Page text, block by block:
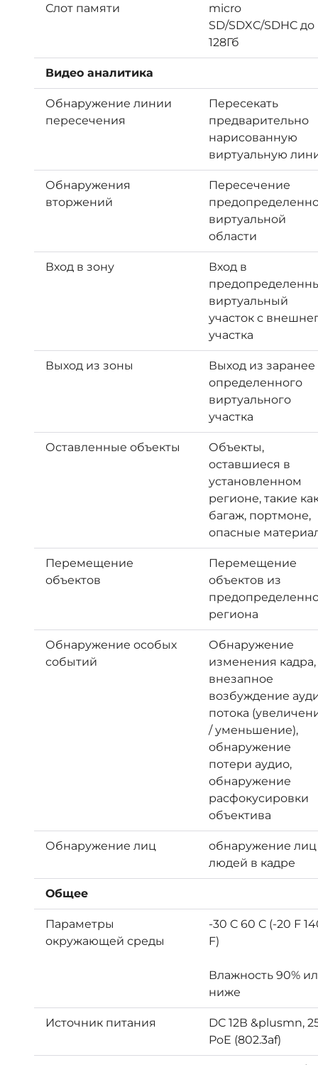
Слот памяти
micro
SD/SDXC/SDHC до
128Гб
Видео аналитика
Обнаружение линии
пересечения
Пересекать
предварительно
нарисованную
виртуальную
Обнаружения
вторжений
Пересечение
виртуальной
области
Вход в зону
Вход в
виртуальный
участок с
участка
Выход из зоны
Выход из заранее
определенного
виртуального
участка
Оставленные объекты
Объекты,
оставшиеся в
установленном
регионе, такие
багаж, портмоне,
опасные
Перемещение
объектов
Перемещение
объектов из
региона
Обнаружение особых
событий
Обнаружение
изменения кадра,
внезапное
возбуждение
потока
/ уменьшение),
обнаружение
потери аудио,
обнаружение
расфокусировки
объектива
Обнаружение лиц
обнаружение лиц
людей в кадре
Общее
Параметры
окружающей среды
-30 C 60 C (-20 F
F)
Влажность 90%
ниже
Источник питания
DC 12В &plusmn,
PoE (802.3af)